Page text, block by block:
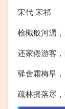
宋代 宋祁
桧檝舣河滣，
还家倦游客，
驿舍霜梅早，
疏林摇落尽，